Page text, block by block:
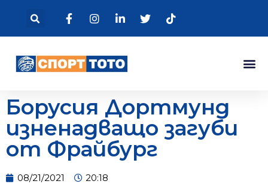
Борусия Дортмунд
изненадващо загуби
от Фрайбург
08/21/2021
20:18